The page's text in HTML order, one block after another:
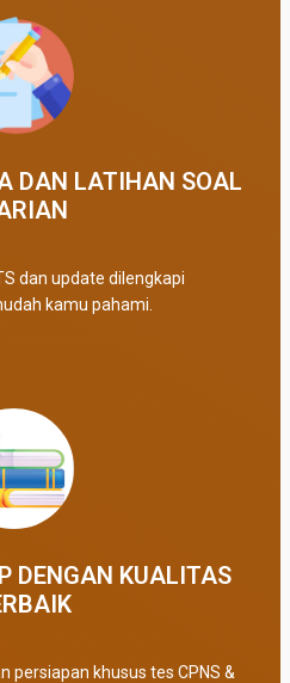
DAN LATIHAN SOAL
dan update dilengkapi
kamu pahami.
DENGAN KUALITAS
persiapan khusus tes CPNS &